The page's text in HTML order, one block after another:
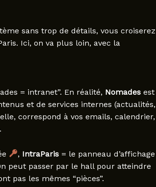
sans trop de détails, vous croiserez
Ici, on va plus loin, avec la
= intranet”. En réalité, Nomadesest
et de services internes (actualités,
correspond à vos emails, calendrier,
, IntraParis= le panneau d’affichage
peut passer par le hall pour atteindre
pas les mêmes “pièces”.